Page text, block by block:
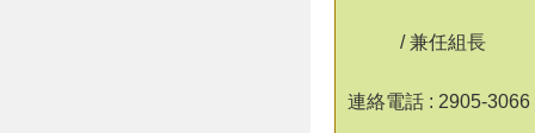
/ 兼任組長
連絡電話 : 2905-